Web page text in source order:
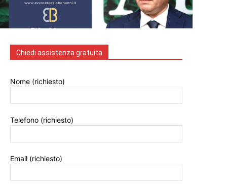
Chiedi assistenza gratuita
Nome (richiesto)
Telefono (richiesto)
Email (richiesto)